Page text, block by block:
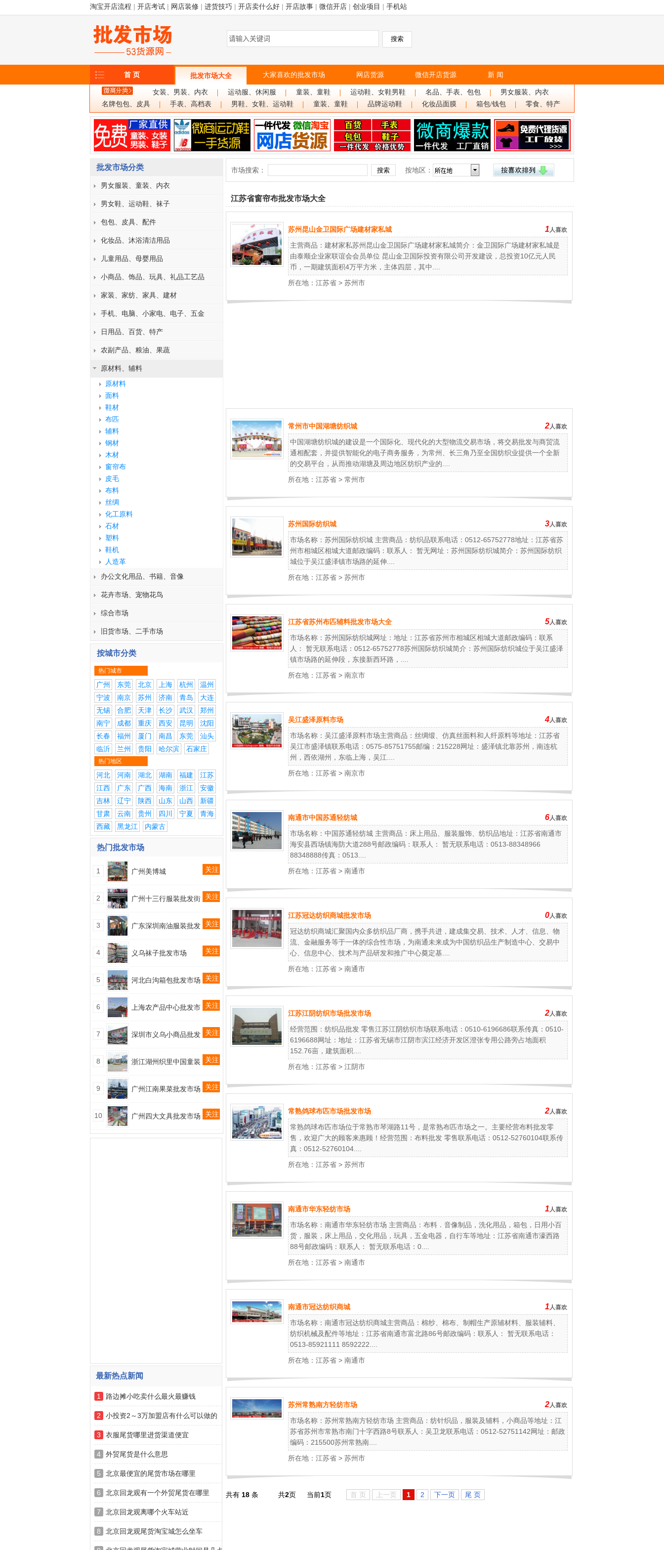
淘宝开店流程 | 开店考试 | 网店装修 | 进货技巧 | 开店卖什么好 | 开店故事 | 微信开店 | 创业项目 | 手机站
首 页 批发市场大全 大家喜欢的批发市场 网店货源 微信开店货源 新 闻
女装、男装、内衣 运动服、休闲服 童装、童鞋 运动鞋、女鞋男鞋 名品、手表、包包
男女服装、内衣
名牌包包、皮具
手表、高档表 男鞋、女鞋、运动鞋 童装、童鞋 品牌运动鞋 化妆品面膜 箱包/钱包 零食、特产
批发市场分类
男女服装、童装、内衣
男女鞋、运动鞋、袜子
包包、皮具、配件
化妆品、沐浴清洁用品
儿童用品、母婴用品
小商品、饰品、玩具、礼品工艺品
家装、家纺、家具、建材
手机、电脑、小家电、电子、五金
日用品、百货、特产
农副产品、粮油、果蔬
原材料、辅料
原材料
面料
鞋材
布匹
辅料
钢材
木材
窗帘布
皮毛
布料
丝绸
化工原料
石材
塑料
鞋机
人造革
办公文化用品、书籍、音像
花卉市场、宠物花鸟
综合市场
旧货市场、二手市场
按城市分类
热门城市
广州 东莞 北京 上海 杭州
温州
宁波
南京 苏州 济南 青岛
大连
无锡
合肥 天津 长沙 武汉
郑州
南宁
成都 重庆 西安 昆明
沈阳
长春
福州 厦门 南昌 东莞
汕头
临沂
兰州 贵阳 哈尔滨 石家庄
热门地区
河北 河南 湖北 湖南 福建
江苏
江西
广东 广西 海南 浙江
安徽
吉林
辽宁 陕西 山东 山西
新疆
甘肃
云南 贵州 四川 宁夏
青海
西藏
黑龙江 内蒙古
热门批发市场
1 广州美博城 关注
2 广州十三行服装批发街 关注
3 广东深圳南油服装批发 关注
4 义乌袜子批发市场 关注
5 河北白沟箱包批发市场 关注
6 上海农产品中心批发市 关注
7 深圳市义乌小商品批发 关注
8 浙江湖州织里中国童装 关注
9 广州江南果菜批发市场 关注
10 广州四大文具批发市场 关注
最新热点新闻
1 路边摊小吃卖什么最火最赚钱
2 小投资2～3万加盟店有什么可以做的
3 衣服尾货哪里进货渠道便宜
4 外贸尾货是什么意思
5 北京最便宜的尾货市场在哪里
6 北京回龙观有一个外贸尾货在哪里
7 北京回龙观离哪个火车站近
8 北京回龙观尾货淘宝城怎么坐车
市场搜索： 按地区：
江苏省窗帘布批发市场大全
苏州昆山金卫国际广场建材家私城 1人喜欢
主营商品：建材家私苏州昆山金卫国际广场建材家私城简介：金卫国际广场建材家私城是
由泰顺企业家联谊会会员单位 昆山金卫国际投资有限公司开发建设，总投资10亿元人民
币，一期建筑面积4万平方米，主体四层，其中....
所在地： 江苏省 > 苏州市
常州市中国湖塘纺织城 2人喜欢
中国湖塘纺织城的建设是一个国际化、现代化的大型物流交易市场，将交易批发与商贸流
通相配套，并提供智能化的电子商务服务，为常州、长三角乃至全国纺织业提供一个全新
的交易平台，从而推动湖塘及周边地区纺织产业的....
所在地： 江苏省 > 常州市
苏州国际纺织城 3人喜欢
市场名称：苏州国际纺织城 主营商品：纺织品联系电话：0512-65752778地址：江苏省苏
州市相城区相城大道邮政编码：联系人： 暂无网址：苏州国际纺织城简介：苏州国际纺织
城位于吴江盛泽镇市场路的延伸....
所在地： 江苏省 > 苏州市
江苏省苏州布匹辅料批发市场大全 5人喜欢
市场名称：苏州国际纺织城网址：地址：江苏省苏州市相城区相城大道邮政编码：联系
人： 暂无联系电话：0512-65752778苏州国际纺织城简介：苏州国际纺织城位于吴江盛泽
镇市场路的延伸段，东接新西环路，....
所在地： 江苏省 > 南京市
吴江盛泽原料市场 4人喜欢
市场名称：吴江盛泽原料市场主营商品：丝绸缎、仿真丝面料和人纤原料等地址：江苏省
吴江市盛泽镇联系电话：0575-85751755邮编：215228网址：盛泽镇北靠苏州，南连杭
州，西依湖州，东临上海，吴江....
所在地： 江苏省 > 南京市
南通市中国苏通轻纺城 6人喜欢
市场名称：中国苏通轻纺城 主营商品：床上用品、服装服饰、纺织品地址：江苏省南通市
海安县西场镇海防大道288号邮政编码：联系人： 暂无联系电话：0513-88348966
88348888传真：0513....
所在地： 江苏省 > 南通市
江苏冠达纺织商城批发市场 0人喜欢
冠达纺织商城汇聚国内众多纺织品厂商，携手共进，建成集交易、技术、人才、信息、物
流、金融服务等于一体的综合性市场，为南通未来成为中国纺织品生产制造中心、交易中
心、信息中心、技术与产品研发和推广中心奠定基....
所在地： 江苏省 > 南通市
江苏江阴纺织市场批发市场 2人喜欢
经营范围：纺织品批发 零售江苏江阴纺织市场联系电话：0510-6196686联系传真：0510-
6196688网址：地址：江苏省无锡市江阴市滨江经济开发区澄张专用公路旁占地面积
152.76亩，建筑面积....
所在地： 江苏省 > 江阴市
常熟鸽球布匹市场批发市场 2人喜欢
常熟鸽球布匹市场位于常熟市琴湖路11号，是常熟布匹市场之一。主要经营布料批发零
售，欢迎广大的顾客来惠顾！经营范围：布料批发 零售联系电话：0512-52760104联系传
真：0512-52760104....
所在地： 江苏省 > 苏州市
南通市华东轻纺市场 1人喜欢
市场名称：南通市华东轻纺市场 主营商品：布料．音像制品，洗化用品，箱包，日用小百
货，服装，床上用品，交化用品，玩具，五金电器，自行车等地址：江苏省南通市濠西路
88号邮政编码：联系人： 暂无联系电话：0....
所在地： 江苏省 > 南通市
南通市冠达纺织商城 1人喜欢
市场名称：南通市冠达纺织商城主营商品：棉纱、棉布、制帽生产原辅材料、服装辅料、
纺织机械及配件等地址：江苏省南通市富北路86号邮政编码：联系人： 暂无联系电话：
0513-85921111 8592222....
所在地： 江苏省 > 南通市
苏州常熟南方轻纺市场 2人喜欢
市场名称：苏州常熟南方轻纺市场 主营商品：纺针织品，服装及辅料，小商品等地址：江
苏省苏州市常熟市南门十字西路8号联系人：吴卫龙联系电话：0512-52751142网址：邮政
编码：215500苏州常熟南....
所在地： 江苏省 > 苏州市
共有 18 条 共2页 当前1页 首 页 上一页 1 2 下一页 尾 页